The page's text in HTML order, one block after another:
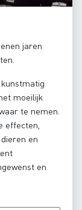
jaren
moeilijk
te nemen.
effecten,
en
en